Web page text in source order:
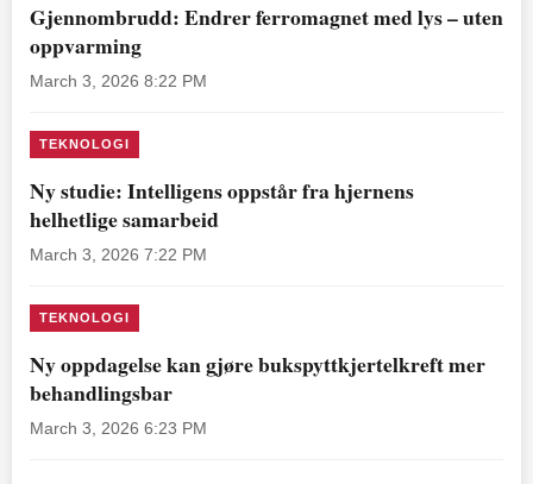
Gjennombrudd: Endrer ferromagnet med lys – uten
oppvarming
March 3, 2026 8:22 PM
TEKNOLOGI
Ny studie: Intelligens oppstår fra hjernens
helhetlige samarbeid
March 3, 2026 7:22 PM
TEKNOLOGI
Ny oppdagelse kan gjøre bukspyttkjertelkreft mer
behandlingsbar
March 3, 2026 6:23 PM